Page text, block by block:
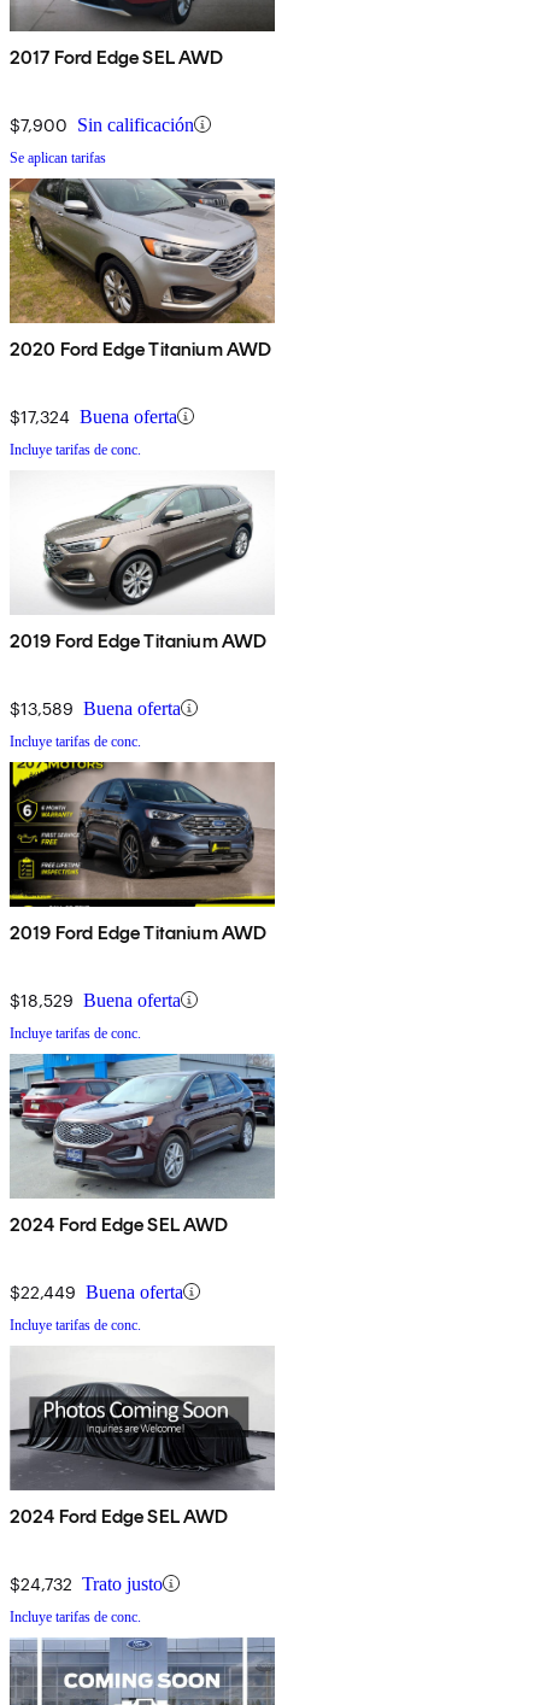
2017 Ford Edge SEL AWD
$7,900 Sin calificación
Se aplican tarifas
2020 Ford Edge Titanium AWD
$17,324 Buena oferta
Incluye tarifas de conc.
2019 Ford Edge Titanium AWD
$13,589 Buena oferta
Incluye tarifas de conc.
2019 Ford Edge Titanium AWD
$18,529 Buena oferta
Incluye tarifas de conc.
2024 Ford Edge SEL AWD
$22,449 Buena oferta
Incluye tarifas de conc.
2024 Ford Edge SEL AWD
$24,732 Trato justo
Incluye tarifas de conc.